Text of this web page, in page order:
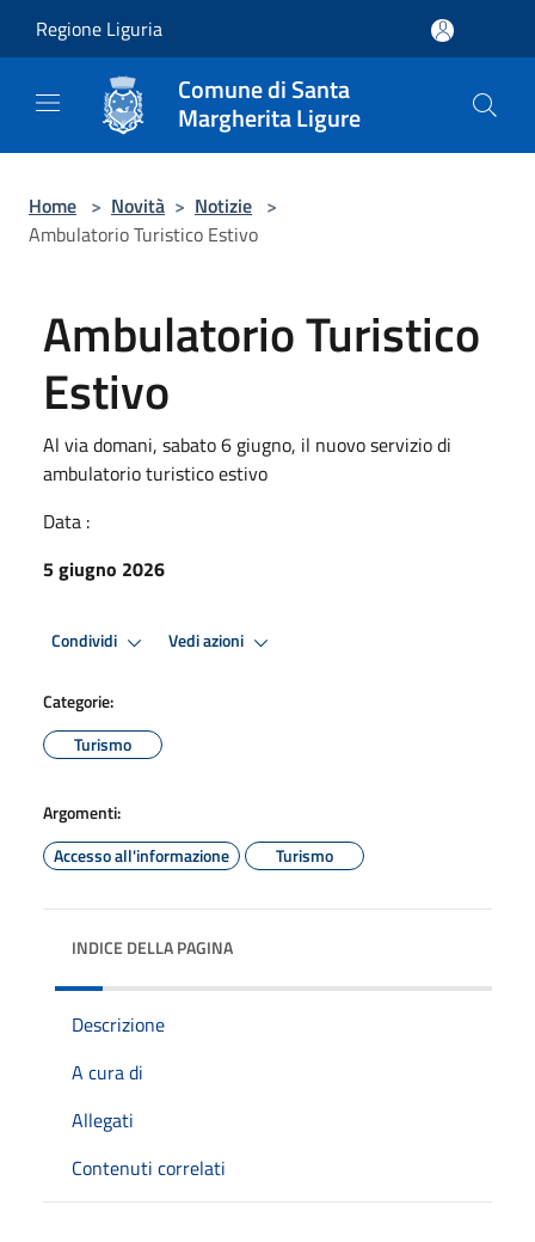
Regione Liguria
Comune di Santa
Margherita Ligure
Home > Novità > Notizie >
Ambulatorio Turistico Estivo
Ambulatorio Turistico
Estivo
Al via domani, sabato 6 giugno, il nuovo servizio di
ambulatorio turistico estivo
Data :
5 giugno 2026
Condividi Vedi azioni
Categorie:
Turismo
Argomenti:
Accesso all'informazione
Turismo
INDICE DELLA PAGINA
Descrizione
A cura di
Allegati
Contenuti correlati